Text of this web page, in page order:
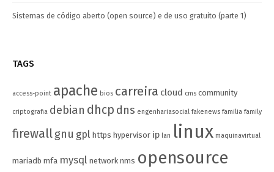
Sistemas de código aberto (open source) e de uso gratuito (parte 1)
TAGS
access-point apache bios carreira cloud cms community
criptografia debian dhcp dns engenhariasocial fakenews familia family
firewallgnu gpl https hypervisor ip lan linux maquinavirtual
mariadb mfa mysql network nms opensource